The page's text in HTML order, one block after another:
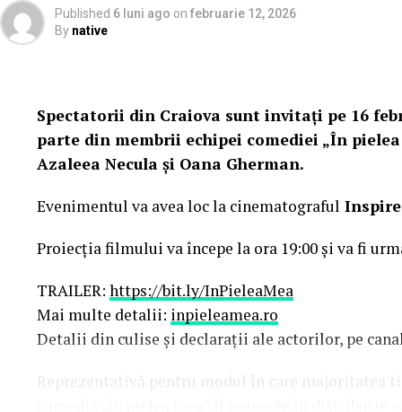
Published 6 luni ago on februarie 12, 2026
By native
Spectatorii din Craiova sunt invitați pe 16
parte din membrii echipei comediei „În
Azaleea Necula și Oana Gherman.
Evenimentul va avea loc la cinematograful
Proiecția filmului va începe la ora 19:00 și va fi
TRAILER: https://bit.ly/InPieleaMea
Mai multe detalii: inpieleamea.ro
Detalii din culise și declarații ale actorilor, pe
Reprezentativă pentru modul în care majoritatea